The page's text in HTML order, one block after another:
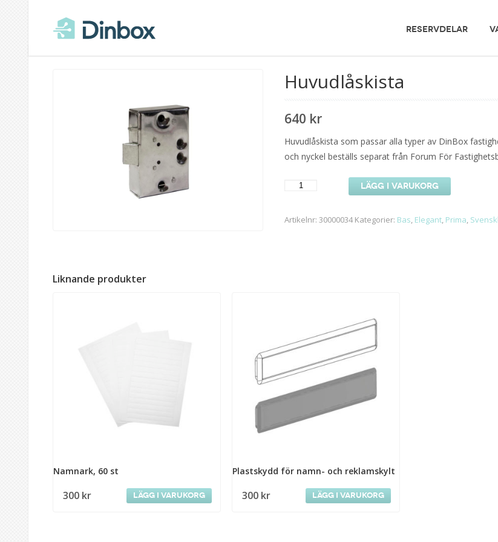
RESERVDELAR
Huvudlåskista
640 kr
Huvudlåskista som passar alla typer av DinBox
och nyckel beställs separat från Forum För
Huvudlåskista
LÄGG I VARUKORG
Artikelnr: 30000034 Kategorier: Bas, Elegant, Prima,
Liknande produkter
Namnark, 60 st
300 kr Lägg i varukorg
Plastskydd för namn- och reklamskylt
300 kr Lägg i varukorg